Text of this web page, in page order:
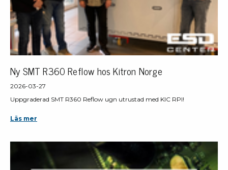
Ny SMT R360 Reflow hos Kitron Norge
2026-03-27
Uppgraderad SMT R360 Reflow ugn utrustad med KIC RPI!
Läs mer